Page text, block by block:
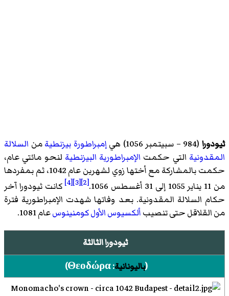
ثيودورا(984 – سبيتمبر 1056) هي إمبراطورة بيزنطيةمن السلالة
المقدونية التي حكمت الإمبراطورية البيزنطية لنحو مائتي عام،
حكمت بالمشاركة مع أختهازوي
لشهرين عام 1042، ثم بمفردها
من 11 يناير 1055 إلى 31 أغسطس 1056.
[2]
[3]
[4]
كانت ثيودورا آخر
حكام السلالة المقدونية. بعد وفاتها شهدت الإمبراطورية فترة
من القلاقل حتى تنصيبألكسيوس الأول كومنينوسعام 1081.
ثيودورا الثالثة
(باليونانية:
Θεοδώρα
)‏